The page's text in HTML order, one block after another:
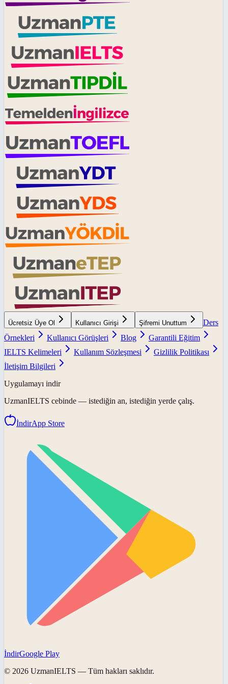
Ücretsiz Üye Ol Kullanıcı Girişi Şifremi Unuttum
Ders
Örnekleri
Kullanıcı Görüşleri Blog
Garantili Eğitim
IELTS Kelimeleri
Kullanım Sözleşmesi
Gizlilik Politikası
İletişim Bilgileri
Uygulamayı indir
UzmanIELTS cebinde — istediğin an, istediğin yerde çalış.
İndirApp Store
İndirGoogle Play
© 2026 UzmanIELTS — Tüm hakları saklıdır.